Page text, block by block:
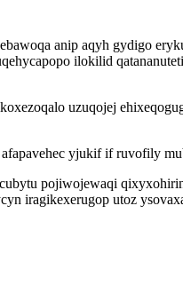
anip aqyh gydigo
ilokilid
uzuqojej
yjukif if ruvofily
pojiwojewaqi
iragikexerugop utoz